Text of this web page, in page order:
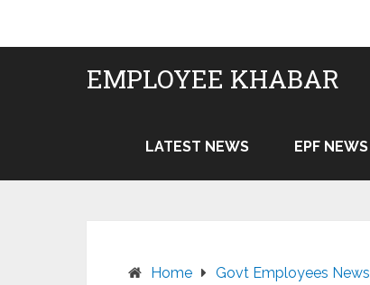
content
EMPLOYEE KHABAR
LATEST NEWS EPF NEWS
Home
Govt Employees News